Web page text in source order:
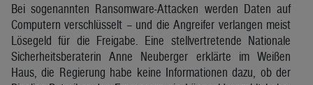
Bei sogenannten Ransomware-Attacken werden Daten auf
Computern verschlüsselt – und die Angreifer verlangen meist
Lösegeld für die Freigabe. Eine stellvertretende Nationale
Sicherheitsberaterin Anne Neuberger erklärte im Weißen
Haus, die Regierung habe keine Informationen dazu, ob der